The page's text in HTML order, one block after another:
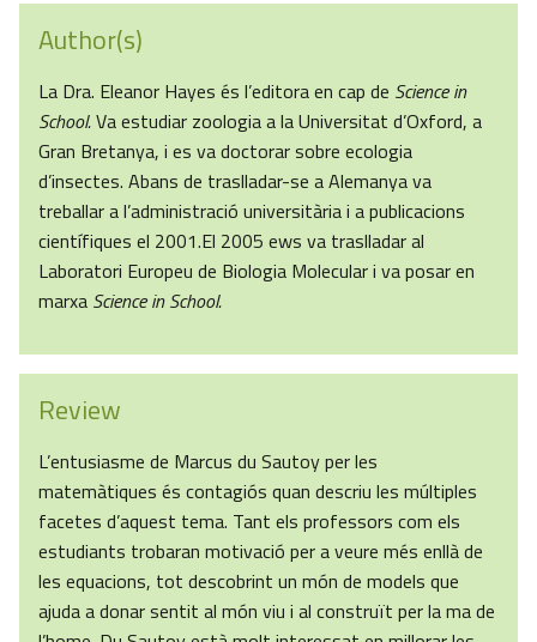
Author(s)
La Dra. Eleanor Hayes és l’editora en cap de Science in
School.Va estudiar zoologia a la Universitat d’Oxford, a
Gran Bretanya, i es va doctorar sobre ecologia
d’insectes. Abans de traslladar-se a Alemanya va
treballar a l’administració universitària i a publicacions
científiques el 2001.El 2005 ews va traslladar al
Laboratori Europeu de Biologia Molecular i va posar en
marxa Science in School.
Review
L’entusiasme de Marcus du Sautoy per les
matemàtiques és contagiós quan descriu les múltiples
facetes d’aquest tema. Tant els professors com els
estudiants trobaran motivació per a veure més enllà de
les equacions, tot descobrint un món de models que
ajuda a donar sentit al món viu i al construït per la ma de